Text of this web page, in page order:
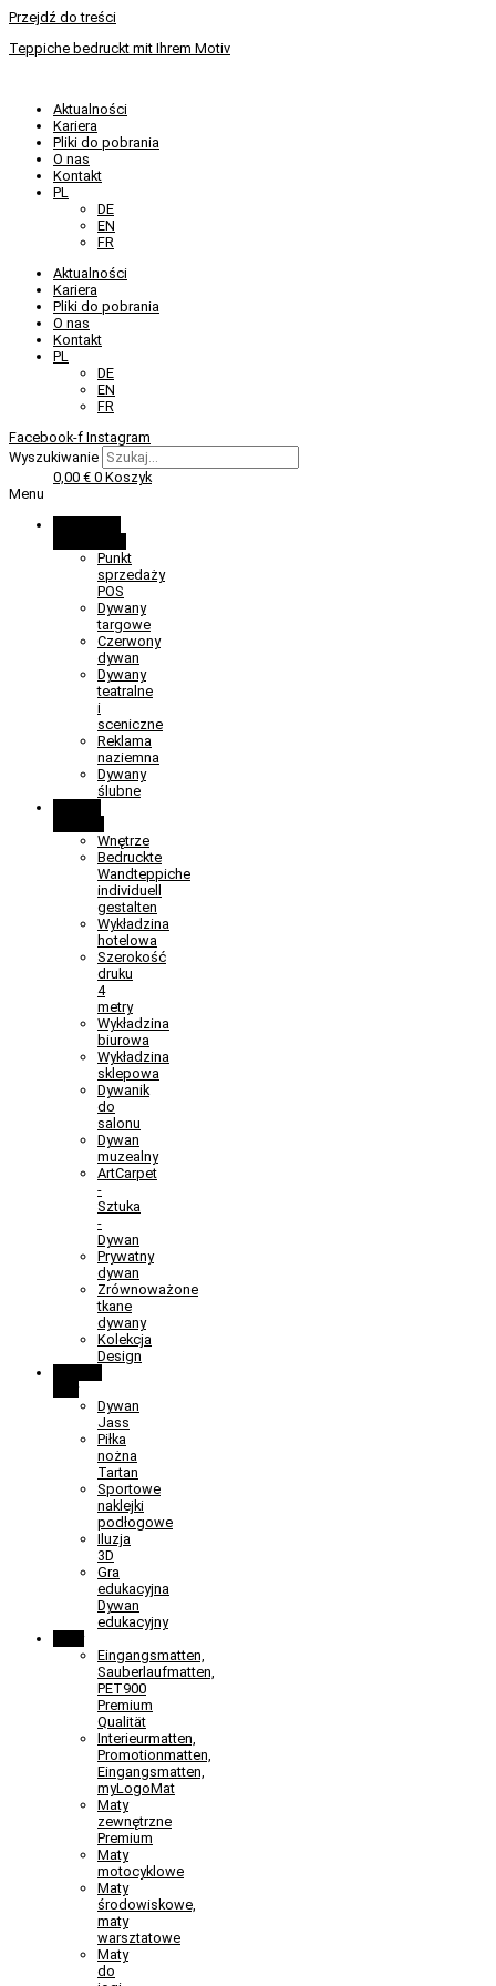
Przejdź do treści
Teppiche bedruckt mit Ihrem Motiv
Aktualności
Kariera
Pliki do pobrania
O nas
Kontakt
PL
DE
EN
FR
Aktualności
Kariera
Pliki do pobrania
O nas
Kontakt
PL
DE
EN
FR
Facebook-f Instagram
Wyszukiwanie
0,00 € 0 Koszyk
Menu
Punkt
sprzedaży
POS
Dywany
targowe
Czerwony
dywan
Dywany
teatralne
i
sceniczne
Reklama
naziemna
Dywany
ślubne
Wnętrze
Bedruckte
Wandteppiche
individuell
gestalten
Wykładzina
hotelowa
Szerokość
druku
4
metry
Wykładzina
biurowa
Wykładzina
sklepowa
Dywanik
do
salonu
Dywan
muzealny
ArtCarpet
-
Sztuka
-
Dywan
Prywatny
dywan
Zrównoważone
tkane
dywany
Kolekcja
Design
Dywan
Jass
Piłka
nożna
Tartan
Sportowe
naklejki
podłogowe
Iluzja
3D
Gra
edukacyjna
Dywan
edukacyjny
Eingangsmatten,
Sauberlaufmatten,
PET900
Premium
Qualität
Interieurmatten,
Promotionmatten,
Eingangsmatten,
myLogoMat
Maty
zewnętrzne
Premium
Maty
motocyklowe
Maty
środowiskowe,
maty
warsztatowe
Maty
do